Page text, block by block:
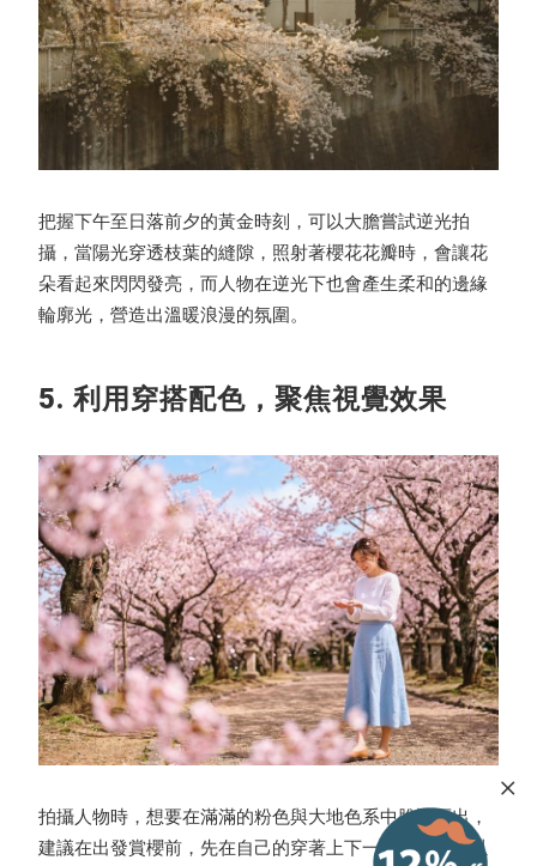
把握下午至日落前夕的黃金時刻，可以大膽嘗試逆光拍
攝，當陽光穿透枝葉的縫隙，照射著櫻花花瓣時，會讓花
朵看起來閃閃發亮，而人物在逆光下也會產生柔和的邊緣
輪廓光，營造出溫暖浪漫的氛圍。
5. 利用穿搭配色，聚焦視覺效果
拍攝人物時，想要在滿滿的粉色與大地色系中脫穎而出，
建議在出發賞櫻前，先在自己的穿著上下一點功夫，可以